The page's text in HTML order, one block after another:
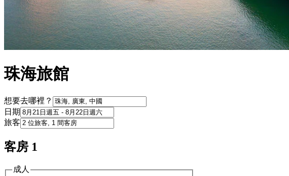
珠海旅館
想要去哪裡？
日期
旅客
客房 1
成人